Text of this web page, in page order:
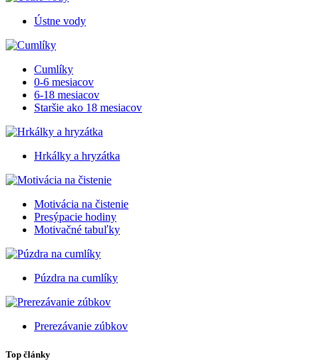
Ústne vody
Cumlíky
0-6 mesiacov
6-18 mesiacov
Staršie ako 18 mesiacov
Hrkálky a hryzátka
Motivácia na čistenie
Presýpacie hodiny
Motivačné tabuľky
Púzdra na cumlíky
Prerezávanie zúbkov
Top články